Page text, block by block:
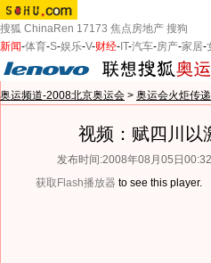
搜狐 ChinaRen 17173 焦点房地产 搜狗
新闻-体育-S-娱乐-V-财经- IT-汽车-房产-家居-
奥运频道-2008北京奥运会 > 奥运会火炬传递
视频：赋四川以
发布时间:2008年08月05日00:32
获取Flash播放器 to see this player.